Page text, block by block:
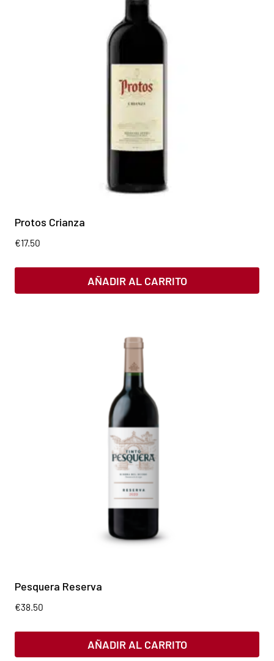
Protos Crianza
€17.50
AÑADIR AL CARRITO
Pesquera Reserva
€38.50
AÑADIR AL CARRITO